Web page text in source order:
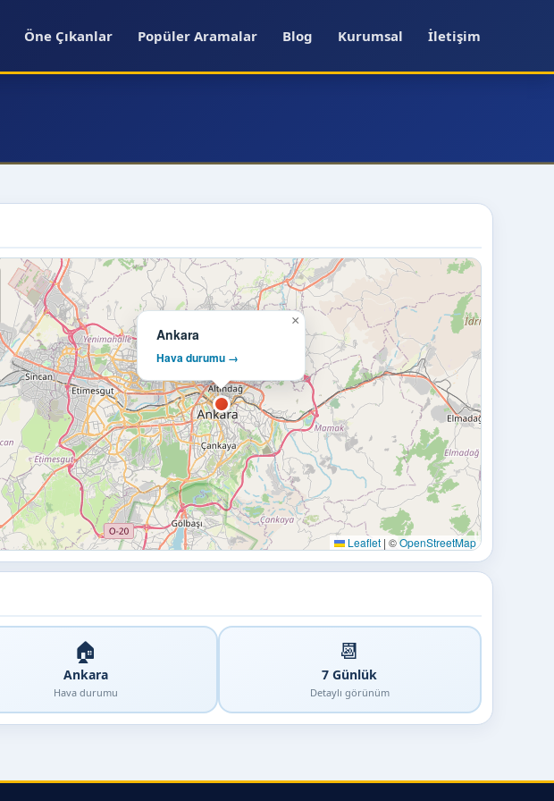
Öne Çıkanlar Popüler Aramalar Blog Kurumsal İletişim
Ankara
Hava durumu →
×
Leaflet | ©OpenStreetMap
🏠
Ankara
Hava durumu
📆
7 Günlük
Detaylı görünüm